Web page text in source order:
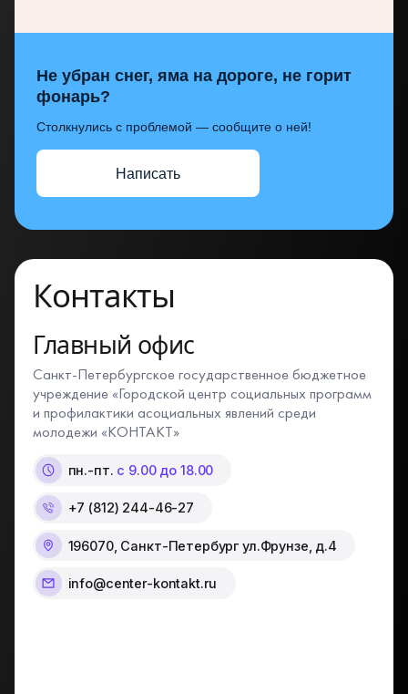
Не убран снег, яма на дороге, не горит
фонарь?
Столкнулись с проблемой — сообщите о ней!
Написать
Контакты
Главный офис
Санкт-Петербургское государственное бюджетное
учреждение «Городской центр социальных программ
и профилактики асоциальных явлений среди
молодежи «КОНТАКТ»
пн.-пт. с 9.00 до 18.00
+7 (812) 244-46-27
196070, Санкт-Петербург ул.Фрунзе, д.4
info@center-kontakt.ru